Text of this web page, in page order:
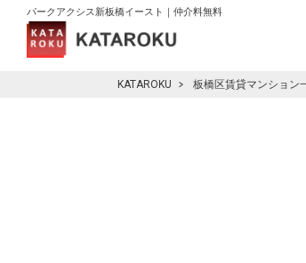
パークアクシス新板橋イースト｜仲介料無料
KATAROKU 板橋区賃貸マンション